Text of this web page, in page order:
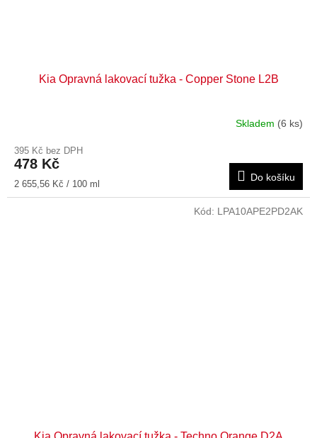
Kia Opravná lakovací tužka - Copper Stone L2B
Skladem (6 ks)
395 Kč bez DPH
478 Kč
Měrná
cena:
2 655,56 Kč / 100 ml
Do košíku
Kód: LPA10APE2PD2AK